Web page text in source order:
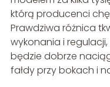
którą producenci
Prawdziwa różnica
wykonania i
będzie dobrze
fałdy przy bokach i